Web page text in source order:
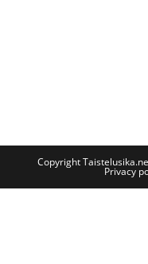
Copyright
Privacy